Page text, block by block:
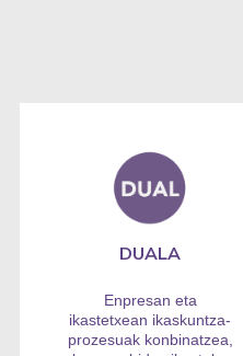
DUALA
Enpresan eta
ikastetxean ikaskuntza-
prozesuak konbinatzea,